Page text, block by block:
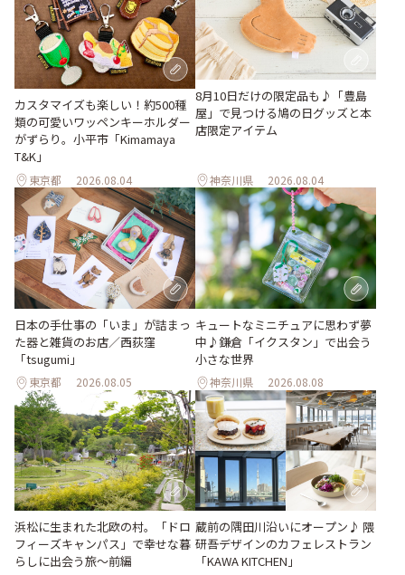
カスタマイズも楽しい！約500種
類の可愛いワッペンキーホルダー
がずらり。小平市「Kimamaya
T&K」
東京都 2026.08.04
8月10日だけの限定品も♪「豊島
屋」で見つける鳩の日グッズと本
店限定アイテム
神奈川県 2026.08.04
日本の手仕事の「いま」が詰まっ
た器と雑貨のお店／西荻窪
「tsugumi」
東京都 2026.08.05
キュートなミニチュアに思わず夢
中♪鎌倉「イクスタン」で出会う
小さな世界
神奈川県 2026.08.08
浜松に生まれた北欧の村。「ドロ
フィーズキャンパス」で幸せな暮
らしに出会う旅～前編
蔵前の隅田川沿いにオープン♪ 隈
研吾デザインのカフェレストラン
「KAWA KITCHEN」